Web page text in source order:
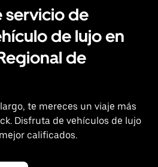
servicio de
de lujo en
de
te mereces un viaje más
Disfruta de vehículos de lujo
calificados.